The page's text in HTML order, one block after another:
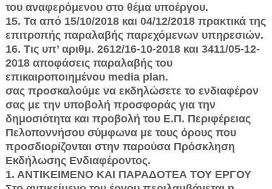
του αναφερόμενου στο θέμα υποέργου.
15. Τα από 15/10/2018 και 04/12/2018 πρακτικά της
επιτροπής παραλα­βής παρεχόμενων υπηρεσιών.
16. Τις υπ’ αριθμ. 2612/16-10-2018 και 3411/05-12-
2018 αποφάσεις πα­ραλαβής του
επικαιροποιημένου media plan.
σας προσκαλούμε να εκδηλώσετε το ενδιαφέρον
σας με την υποβολή προσφοράς για την
δημοσιότητα και προβολή του Ε.Π. Περιφέρειας
Πελο­ποννήσου σύμφωνα με τους όρους που
προσδιορίζονται στην παρούσα Πρό­σκληση
Εκδήλωσης Ενδιαφέροντος.
1. ΑΝΤΙΚΕΙΜΕΝΟ ΚΑΙ ΠΑΡΑΔΟΤΕΑ ΤΟΥ ΕΡΓΟΥ